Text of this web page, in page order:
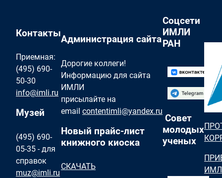
Контакты
Приемная:
(495) 690-
50-30
info@imli.ru
Музей
(495) 690-
05-35 - для
справок
muz@imli.ru
Администрация сайта
Дорогие коллеги!
Информацию для сайта
ИМЛИ
присылайте на
email contentimli@yandex.ru
Новый прайс-лист
книжного киоска
СКАЧАТЬ
Соцсети
ИМЛИ
РАН
Совет
молодых
ученых